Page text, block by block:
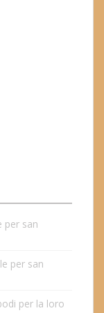
per san
per san
per la loro